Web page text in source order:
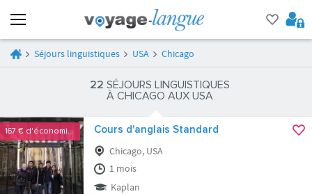
Séjours linguistiques USA Chicago
22 SÉJOURS LINGUISTIQUES
À CHICAGO AUX USA
167 € d'économies Cours d'anglais Standard
Chicago, USA
1 mois
Kaplan